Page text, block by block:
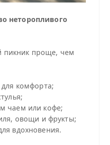
неторопливого
пикник проще, чем
для комфорта;
чаем или кофе;
овощи и фрукты;
вдохновения.